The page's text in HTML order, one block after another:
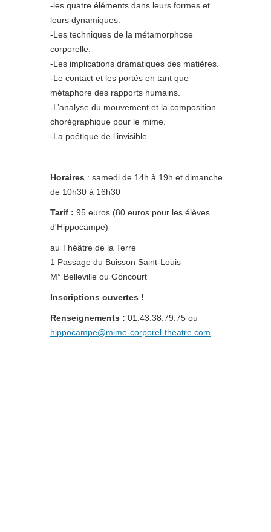
-les quatre éléments dans leurs formes et
leurs dynamiques.
-Les techniques de la métamorphose
corporelle.
-Les implications dramatiques des matières.
-Le contact et les portés en tant que
métaphore des rapports humains.
-L’analyse du mouvement et la composition
chorégraphique pour le mime.
-La poétique de l’invisible.
Horaires : samedi de 14h à 19h et dimanche
de 10h30 à 16h30
Tarif : 95 euros (80 euros pour les élèves
d'Hippocampe)
au Théâtre de la Terre
1 Passage du Buisson Saint-Louis
M° Belleville ou Goncourt
Inscriptions ouvertes !
Renseignements : 01.43.38.79.75 ou
hippocampe@mime-corporel-theatre.com